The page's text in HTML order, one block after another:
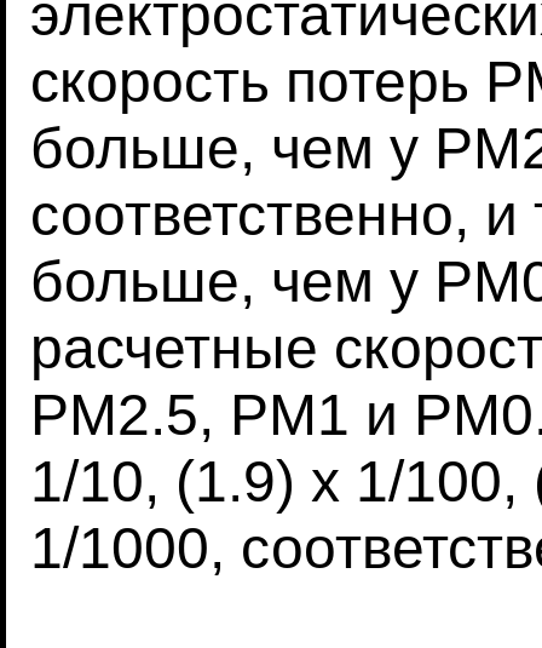
скорость потерь
больше, чем у
соответственно,
больше, чем у
расчетные
PM2.5, PM1 и
1/10, (1.9) x 1/
1/1000,